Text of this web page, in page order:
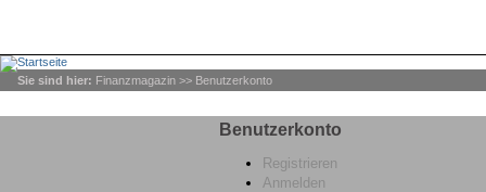
Sie sind hier: Finanzmagazin >> Benutzerkonto
Benutzerkonto
Registrieren
Anmelden